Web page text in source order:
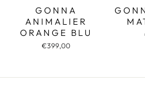
GONNA
ANIMALIER
ORANGE BLU
€399,00